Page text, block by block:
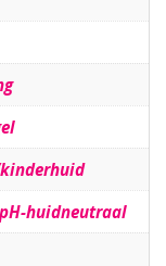
pH-huidneutraal